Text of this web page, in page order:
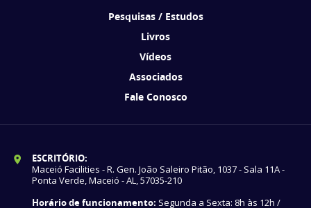
Pesquisas / Estudos
Livros
Vídeos
Associados
Fale Conosco
ESCRITÓRIO:
Maceió Facilities - R. Gen. João Saleiro Pitão, 1037 - Sala 11A -
Ponta Verde, Maceió - AL, 57035-210
Horário de funcionamento: Segunda a Sexta: 8h às 12h /